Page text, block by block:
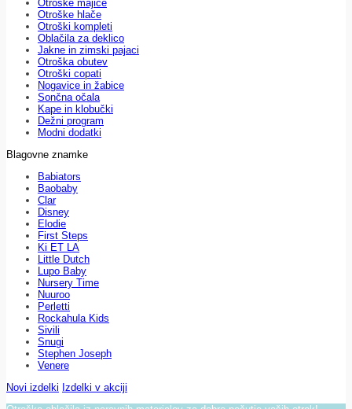
Otroške majice
Otroške hlače
Otroški kompleti
Oblačila za deklico
Jakne in zimski pajaci
Otroška obutev
Otroški copati
Nogavice in žabice
Sončna očala
Kape in klobučki
Dežni program
Modni dodatki
Blagovne znamke
Babiators
Baobaby
Clar
Disney
Elodie
First Steps
Ki ET LA
Little Dutch
Lupo Baby
Nursery Time
Nuuroo
Perletti
Rockahula Kids
Sivili
Snugi
Stephen Joseph
Venere
Novi izdelki Izdelki v akciji